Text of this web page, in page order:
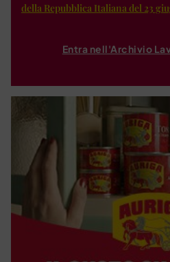
della Repubblica Italiana del 23
Entra nell'Archivio